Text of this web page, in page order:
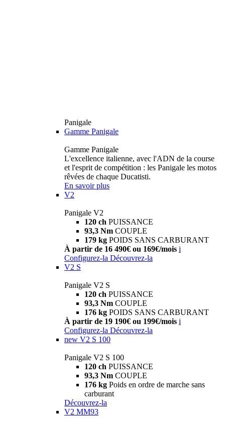
Panigale
Gamme Panigale
Gamme Panigale
L'excellence italienne, avec l'ADN de la course
et l'esprit de compétition : les Panigale les motos
rêvées de chaque Ducatisti.
En savoir plus
V2
Panigale V2
120 ch PUISSANCE
93,3 Nm COUPLE
179 kg POIDS SANS CARBURANT
À partir de 16 490€ ou 169€/mois i
Configurez-la Découvrez-la
V2 S
Panigale V2 S
120 ch PUISSANCE
93,3 Nm COUPLE
176 kg POIDS SANS CARBURANT
À partir de 19 190€ ou 199€/mois i
Configurez-la Découvrez-la
new V2 S 100
Panigale V2 S 100
120 ch PUISSANCE
93,3 Nm COUPLE
176 kg Poids en ordre de marche sans
carburant
Découvrez-la
V2 MM93